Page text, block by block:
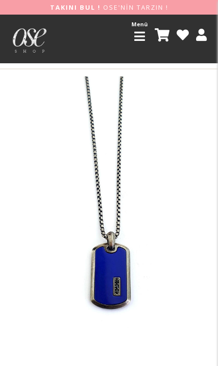
TAKINI BUL ! OSE'NİN TARZIN !
Menü